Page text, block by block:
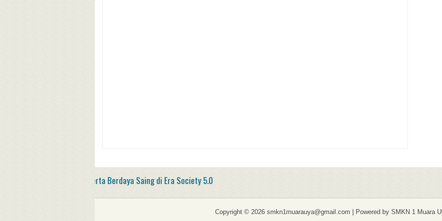
Desa Serta Berdaya Saing di Era Society 5.0
Copyright © 2026 smkn1muarauya@gmail.com | Powered by SMKN 1 Muara